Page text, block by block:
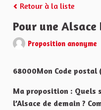
Retour à la liste
Pour une
Proposition anonyme
68000Mon Code postal
Ma proposition : Quels
l’Alsace de demain ?